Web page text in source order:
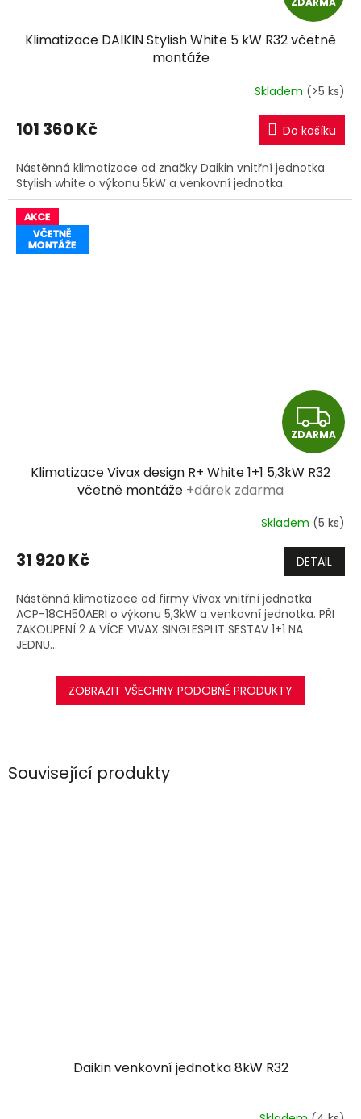
Související produkty
Daikin venkovní jednotka 8kW R32
D
A
R
M
A
Klimatizace DAIKIN Stylish White 5 kW R32 včetně
montáže
Skladem (>5 ks)
101 360 Kč Do košíku
Nástěnná klimatizace od značky Daikin vnitřní jednotka
Stylish white o výkonu 5kW a venkovní jednotka.
Z
D
A
R
M
A
ZDARMA
Klimatizace Vivax design R+ White 1+1 5,3kW R32
včetně montáže +dárek zdarma
Skladem (5 ks)
31 920 Kč DETAIL
Nástěnná klimatizace od firmy Vivax vnitřní jednotka
ACP-18CH50AERI o výkonu 5,3kW a venkovní jednotka. PŘI
ZAKOUPENÍ 2 A VÍCE VIVAX SINGLESPLIT SESTAV 1+1 NA
JEDNU...
ZOBRAZIT VŠECHNY PODOBNÉ PRODUKTY